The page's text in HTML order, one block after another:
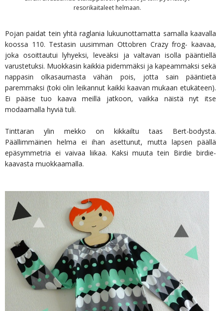
resorikaitaleet helmaan.
Pojan paidat tein yhtä raglania lukuunottamatta samalla kaavalla
koossa 110. Testasin uusimman Ottobren Crazy frog- kaavaa,
joka osoittautui lyhyeksi, leveäksi ja valtavan isolla pääntiellä
varustetuksi. Muokkasin kaikkia pidemmäksi ja kapeammaksi sekä
nappasin olkasaumasta vähän pois, jotta sain pääntietä
paremmaksi (toki olin leikannut kaikki kaavan mukaan etukäteen).
Ei pääse tuo kaava meillä jatkoon, vaikka näistä nyt itse
modaamalla hyviä tuli.
Tinttaran ylin mekko on kikkailtu taas Bert-bodysta.
Päällimmäinen helma ei ihan asettunut, mutta lapsen päällä
epäsymmetria ei vaivaa liikaa. Kaksi muuta tein Birdie birdie-
kaavasta muokkaamalla.